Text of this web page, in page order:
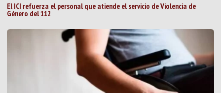
El ICI refuerza el personal que atiende el servicio de Violencia de
Género del 112